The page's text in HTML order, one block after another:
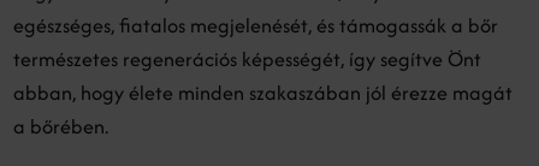
egészséges, fiatalos megjelenését, és támogassák a bőr
természetes regenerációs képességét, így segítve Önt
abban, hogy élete minden szakaszában jól érezze magát
a bőrében.